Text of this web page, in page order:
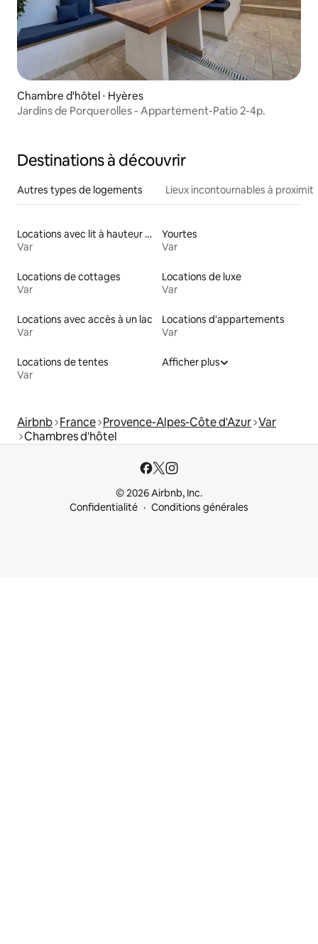
Chambre d'hôtel ⋅ Hyères
Jardins de Porquerolles - Appartement-Patio 2-4p.
Destinations à découvrir
Autres types de logements Lieux incontournables à
Locations avec lit à hauteur adaptée
Var
Yourtes
Var
Locations de cottages
Var
Locations de luxe
Var
Locations avec accès à un lac
Var
Locations d'appartements
Var
Locations de tentes
Var
Afficher plus
Airbnb France Provence-Alpes-Côte d'Azur Var
Chambres d'hôtel
© 2026 Airbnb, Inc.
Confidentialité
Conditions générales